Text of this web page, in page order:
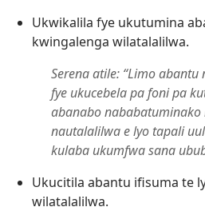
Ukwikalila fye ukutumina
kwingalenga wilatalalilwa.
Serena atile: “Limo
fye ukucebela pa foni pa
abanabo nababatuminako
nautalalilwa e lyo tapali
kulaba ukumfwa sana
Ukucitila abantu ifisuma te
wilatalalilwa.